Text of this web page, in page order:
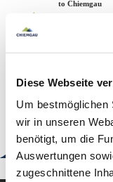
Diese Webseite
Um bestmöglichen
wir in unseren
benötigt, um die
Auswertungen
zugeschnittene
Back to the home page
Welcome to Chiemgau
+49 (861) 988
Good to know